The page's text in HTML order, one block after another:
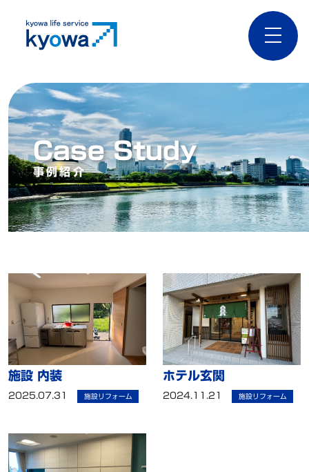
toggle
Case Study
事例紹介
施設 内装
2025.07.31 施設リフォーム
ホテル玄関
2024.11.21 施設リフォーム